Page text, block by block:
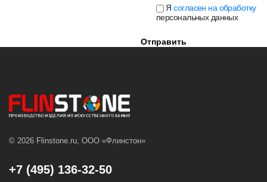
Ясогласен на обработку
персональных данных
Отправить
© 2026 Flinstone.ru, ООО «Флинстон»
+7 (495) 136-32-50